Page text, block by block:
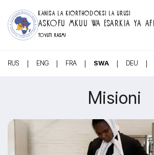
KANISA LA KIORTHODOKSI LA URUSI
ASKOFU MKUU WA ESARKIA YA
TOVUTI RASMI
RUS | ENG | FRA | SWA | DEU |
Misioni